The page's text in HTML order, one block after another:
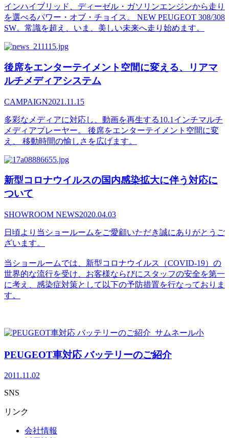
インハイブリッド、ディーゼル・ガソリンエンジンから走り
を選べるパワー・オブ・チョイス。 NEW PEUGEOT 308/308
SW。常識を超え、いま、美しい未来へ走り始めます。
後席をエンターテイメント空間に変える、リアマ
ルチメディアシステム
CAMPAIGN2021.11.15
多彩なメディアに対応し、動画を再生する10.1インチマルチ
メディアプレーヤー。 後席をエンターテイメント空間に変
え、 移動時間の愉しさを広げます。
新型コロナウイルスの国内感染拡大に伴う対応に
ついて
SHOWROOM NEWS2020.04.03
日頃より当ショールームをご愛顧いただき誠にありがとうご
ざいます。
当ショールームでは、新型コロナウイルス（COVID-19）の
世界的な流行を受け、お客様ならびにスタッフの安全を第一
に考え、感染症対策として以下の予防措置を行なっておりま
す。
PEUGEOT車対応 バッテリーのご紹介
2011.11.02
SNS
リンク
会社情報